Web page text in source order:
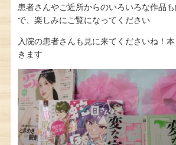
患者さんやご近所からのいろいろな作品
で、楽しみにご覧になってください
入院の患者さんも見に来てくださいね！
きます